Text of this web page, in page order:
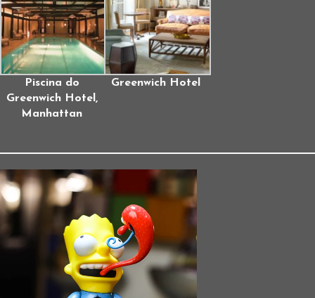
Piscina do
Greenwich Hotel,
Manhattan
Greenwich Hotel